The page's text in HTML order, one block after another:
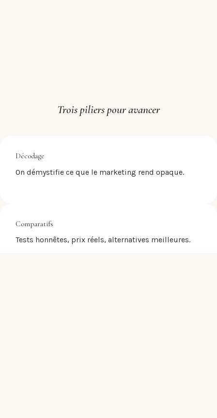
Trois piliers pour avancer
Décodage
On démystifie ce que le marketing rend opaque.
Comparatifs
Tests honnêtes, prix réels, alternatives meilleures.